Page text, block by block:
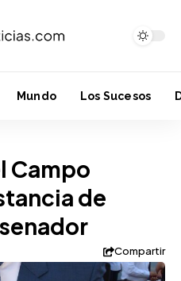
Mundo Los Sucesos
Campo
de
Compartir